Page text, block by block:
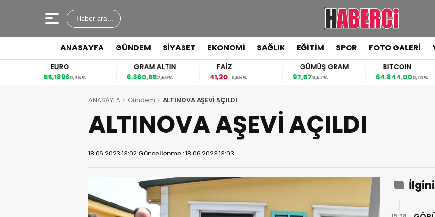
Haber ara...
ANASAYFA GÜNDEM SİYASET EKONOMİ SAĞLIK EĞİTİM SPOR FOTO GALERİ
EURO
55,18960,45%
GRAM ALTIN
6.660,552,59%
FAİZ
41,30-0,55%
GÜMÜŞ GRAM
97,573,57%
BITCOIN
64.844,000,70%
ANASAYFA Gündem ALTINOVA AŞEVİ AÇILDI
ALTINOVA AŞEVİ AÇILDI
18.06.2023 13:02 Güncellenme :18.06.2023 13:03